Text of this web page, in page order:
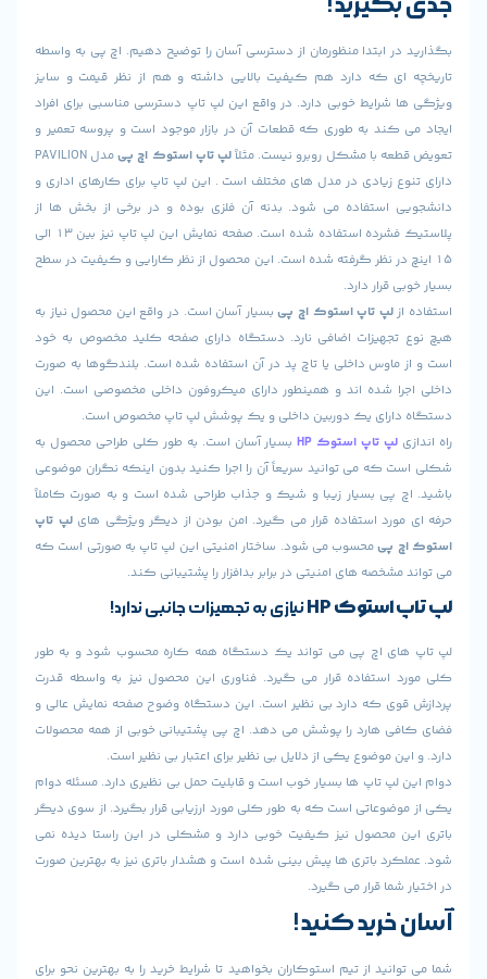
ابتدا منظورمان از دسترسی آسان را توضیح دهیم. اچ پی به واسطه
ای که دارد هم کیفیت بالایی داشته و هم از نظر قیمت و سایز
شرایط خوبی دارد. در واقع این لپ تاپ دسترسی مناسبی برای افراد
کند به طوری که قطعات آن در بازار موجود است و پروسه تعمیر و
با مشکل روبرو نیست. مثلاًلپ تاپ استوک اچ پی
مدل PAVILION
زیادی در مدل های مختلف است . این لپ تاپ برای کارهای اداری و
استفاده می شود. بدنه آن فلزی بوده و در برخی از بخش ها از
پلاستیک فشرده استفاده شده است. صفحه نمایش این لپ تاپ نیز بین 13 الی
در نظر گرفته شده است. این محصول از نظر کارایی و کیفیت در سطح
قرار دارد.
لپ تاپ استوک اچ پیبسیار آسان است. در واقع این محصول نیاز به
اضافی نارد. دستگاه دارای صفحه کلید مخصوص به خود
داخلی یا تاچ پد در آن استفاده شده است. بلندگوها به صورت
شده اند و همینطور دارای میکروفون داخلی مخصوصی است. این
یک دوربین داخلی و یک پوشش لپ تاپ مخصوص است.
لپ تاپ استوکHP بسیار آسان است. به طور کلی طراحی محصول به
که می توانید سریعاً آن را اجرا کنید بدون اینکه نگران موضوعی
پی بسیار زیبا و شیک و جذاب طراحی شده است و به صورت کاملاً
استفاده قرار می گیرد. امن بودن از دیگر ویژگی هایلپ تاپ
محسوب می شود. ساختار امنیتی این لپ تاپ به صورتی است که
های امنیتی در برابر بدافزار را پشتیبانی کند.
استوکHPنیازی به تجهیزات جانبی ندارد!
اچ پی می تواند یک دستگاه همه کاره محسوب شود و به طور
استفاده قرار می گیرد. فناوری این محصول نیز به واسطه قدرت
که دارد بی نظیر است. این دستگاه وضوح صفحه نمایش عالی و
هارد را پوشش می دهد. اچ پی پشتیبانی خوبی از همه محصولات
موضوع یکی از دلایل بی نظیر برای اعتبار بی نظیر است.
لپ تاپ ها بسیار خوب است و قابلیت حمل بی نظیری دارد. مسئله دوام
است که به طور کلی مورد ارزیابی قرار بگیرد. از سوی دیگر
محصول نیز کیفیت خوبی دارد و مشکلی در این راستا دیده نمی
باتری ها پیش بینی شده است و هشدار باتری نیز به بهترین صورت
شما قرار می گیرد.
کنید!
از تیم استوکاران بخواهید تا شرایط خرید را به بهترین نحو برای